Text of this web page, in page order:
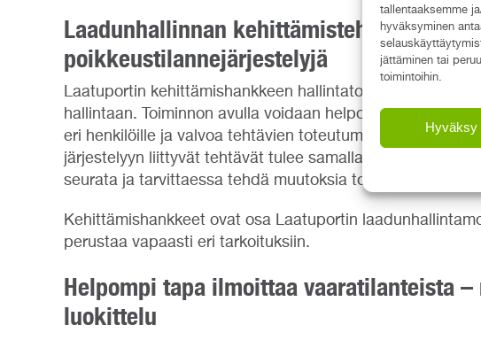
tallentaaksemme
hyväksyminen
jättäminen tai
toimintoihin.
Hyväksy
Laadunhallinnan kehittämistehtävillä
poikkeustilannejärjestelyjä
Laatuportin kehittämishankkeen hallintatoiminto sopii
hallintaan. Toiminnon avulla voidaan helposti suunnitella
eri henkilöille ja valvoa tehtävien toteutumista sovitussa
järjestelyyn liittyvät tehtävät tulee samalla dokumentoitua
seurata ja tarvittaessa tehdä muutoksia toimintaan.
Kehittämishankkeet ovat osa Laatuportin
perustaa vapaasti eri tarkoituksiin.
Helpompi tapa ilmoittaa vaaratilanteista –
luokittelu